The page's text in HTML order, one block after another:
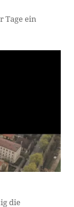
Tage ein
die